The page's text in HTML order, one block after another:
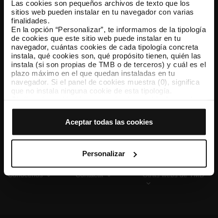
Las cookies son pequeños archivos de texto que los
sitios web pueden instalar en tu navegador con varias
finalidades.
En la opción “Personalizar”, te informamos de la tipología
de cookies que este sitio web puede instalar en tu
navegador, cuántas cookies de cada tipología concreta
instala, qué cookies son, qué propósito tienen, quién las
instala (si son propias de TMB o de terceros) y cuál es el
plazo máximo en el que quedan instaladas en tu
navegador. Si el panel de cookies muestra (0), significa
que no instala ninguna cookie de esta tipología.
que todas estas cookies se instalen en tu navegador.
tipología de cookies permite indicar si quieres que se
instalen o no las cookies de esa clase.
Una vez que hayas marcado tus preferencias, debes
hacer clic en “Seleccionar y configurar”. Así se instalarán
previamente. Te sugerimos que selecciones las cookies
de personalización, porque permiten recordar tus
opciones de navegación (como el idioma) y mejoran tu
Aceptar todas las cookies
Personalizar
TMB App
Descárgate TMB App y compra tus billetes
App Store Google Play
Conócenos Contacta Otras webs de TMB